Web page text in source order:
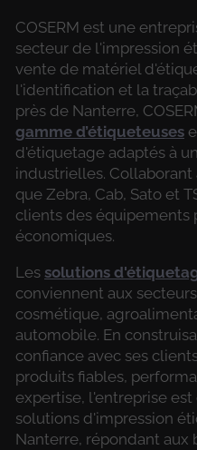
COSERM est une
secteur de l'impression
vente de matériel
l'identification et la
près de Nanterre,
gamme d’étiqueteuses
d'étiquetage adaptés à
industrielles.
que Zebra, Cab, Sato et
clients des équipements
économiques.
Les solutions
conviennent aux
cosmétique,
automobile. En
confiance avec ses
produits fiables,
expertise, l'entreprise
solutions d'impression
Nanterre, répondant aux